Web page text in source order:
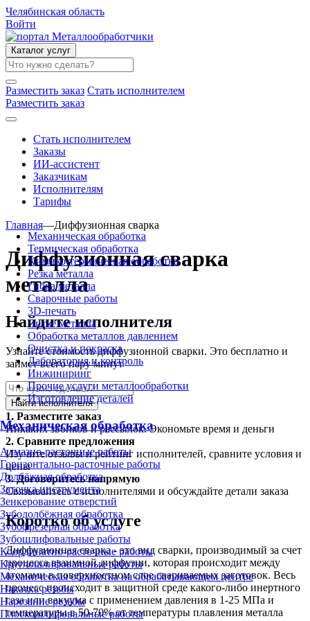
Челябинская область
Войти
Каталог услуг
Разместить заказ Стать исполнителем
Разместить заказ
Стать исполнителем
Заказы
ИИ-ассистент
Заказчикам
Исполнителям
Тарифы
Механическая обработка
Термическая обработка
Химико-термическая обработка
Резка металла
Гибка металла
Сварочные работы
3D-печать
Литьё металла
Обработка металлов давлением
Очистка и покраска
Лаборатория и контроль
Инжиниринг
Прочие услуги металлообработки
Изготовление деталей
Механическая обработка
Алмазно-расточные работы
Горизонтально-расточные работы
Долбёжная обработка
Заточка инструмента
Зенкерование отверстий
Зубодолбёжная обработка
Зубофрезерная обработка
Зубошлифовальные работы
Координатно-расточные работы
Круглошлифовальные работы
Механическая обработка на обрабатывающем центре
Накатка резьбы
Нарезание резьбы
Плоскошлифовальные работы
Главная—Диффузионная сварка
Диффузионная сварка
металла
Найдите исполнителя
Узнайте стоимость диффузионной сварки. Это бесплатно и
займет всего пару минут
Найти исполнителя
1. Разместите заказ
Никаких звонков и рассылок. Экономьте время и деньги
2. Сравните предложения
Изучите отзывы и рейтинг исполнителей, сравните условия и
цены
3.Договоритесь напрямую
Связывайтесь с исполнителями и обсуждайте детали заказа
Коротко об услуге
Диффузионная сварка - это вид сварки, производимый за счет
процесса взаимной диффузии, которая происходит между
атомами в поверхностном слое свариваемых заготовок. Весь
процесс происходит в защитной среде какого-либо инертного
газа или вакуума с применением давления в 1-25 МПа и
температуры в 50-70% от температуры плавления металла